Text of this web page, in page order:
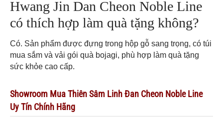
Hwang Jin Dan Cheon Noble Line
có thích hợp làm quà tặng không?
Có. Sản phẩm được đựng trong hộp gỗ sang trọng, có túi
mua sắm và vải gói quà bojagi, phù hợp làm quà tặng
sức khỏe cao cấp.
Showroom Mua Thiên Sâm Linh Đan Cheon Noble Line
Uy Tín Chính Hãng